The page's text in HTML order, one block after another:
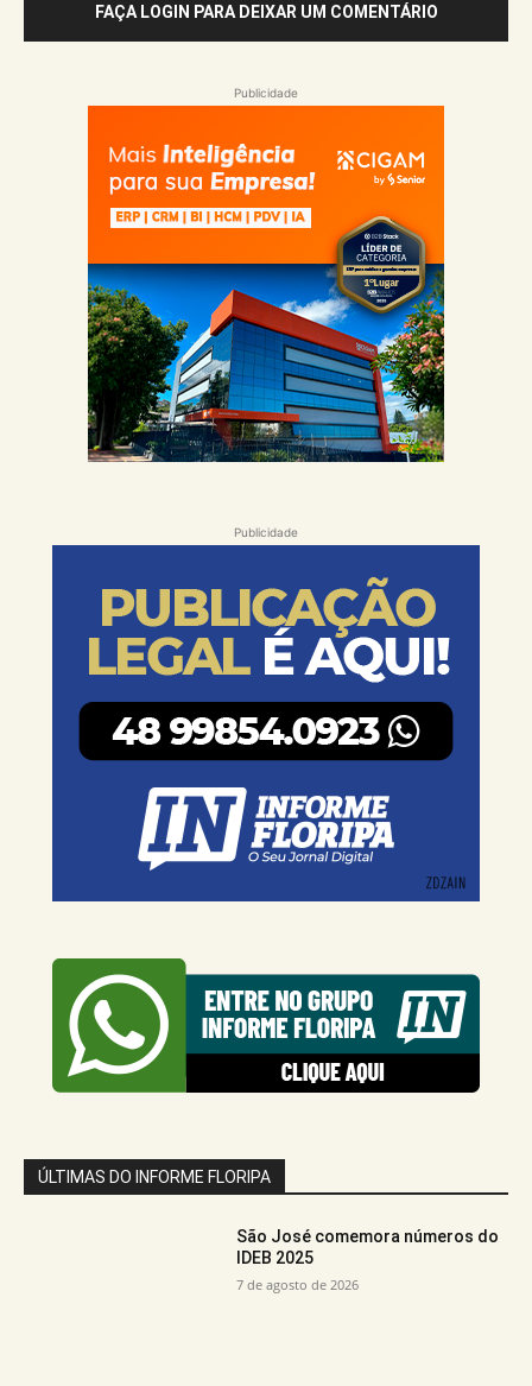
FAÇA LOGIN PARA DEIXAR UM COMENTÁRIO
Publicidade
Publicidade
ÚLTIMAS DO INFORME FLORIPA
São José comemora números do
IDEB 2025
7 de agosto de 2026